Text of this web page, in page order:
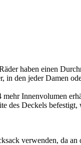
haben einen
den jeder Damen
mehr Innenvolumen
des Deckels
verwenden, da